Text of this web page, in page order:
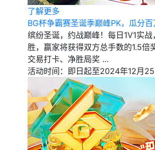
了解更多
BG杯争霸赛圣诞季巅峰PK，瓜分
缤纷圣诞，约战巅峰！每日1V1实
胜，赢家将获得双方总手数的1.5倍
交易打卡、净胜局奖 …
活动时间：即日起至2024年12月25